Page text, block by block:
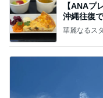
【ANAプ
沖縄往復
華麗なるス